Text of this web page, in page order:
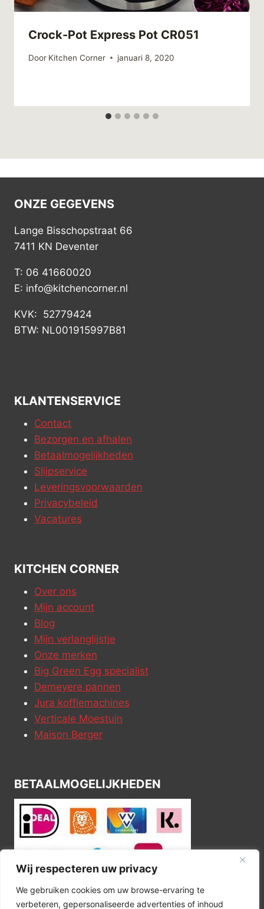
Wij respecteren uw privacy
We gebruiken cookies om uw browse-ervaring te
verbeteren, gepersonaliseerde advertenties of inhoud
Crock-Pot Express Pot CR051
Door Kitchen Corner januari 8, 2020
ONZE GEGEVENS
Lange Bisschopstraat 66
7411 KN Deventer
T: 06 41660020
E: info@kitchencorner.nl
KVK: 52779424
BTW: NL001915997B81
KLANTENSERVICE
Contact
Bezorgen en afhalen
Betaalmogelijkheden
Slijpservice
Leveringsvoorwaarden
Privacybeleid
Vacatures
KITCHEN CORNER
Over ons
Mijn account
Blog
Mijn verlanglijstje
Onze merken
Big Green Egg specialist
Demeyere pannen
Jura koffiemachines
Verticale Moestuin
Maison Berger
BETAALMOGELIJKHEDEN